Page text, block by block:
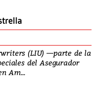
(LIU) —parte de la
del Asegurador
Am...